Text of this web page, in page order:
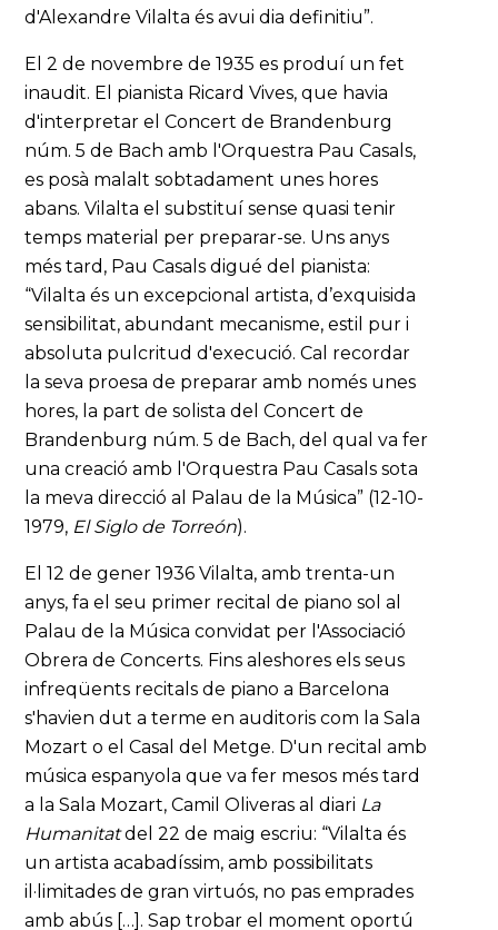
d'Alexandre Vilalta és avui dia definitiu”.
El 2 de novembre de 1935 es produí un fet
inaudit. El pianista Ricard Vives, que havia
d'interpretar el Concert de Brandenburg
núm. 5 de Bach amb l'Orquestra Pau Casals,
es posà malalt sobtadament unes hores
abans. Vilalta el substituí sense quasi tenir
temps material per preparar-se. Uns anys
més tard, Pau Casals digué del pianista:
“Vilalta és un excepcional artista, d’exquisida
sensibilitat, abundant mecanisme, estil pur i
absoluta pulcritud d'execució. Cal recordar
la seva proesa de preparar amb només unes
hores, la part de solista del Concert de
Brandenburg núm. 5 de Bach, del qual va fer
una creació amb l'Orquestra Pau Casals sota
la meva direcció al Palau de la Música” (12-10-
1979, El Siglo de Torreón).
El 12 de gener 1936 Vilalta, amb trenta-un
anys, fa el seu primer recital de piano sol al
Palau de la Música convidat per l'Associació
Obrera de Concerts. Fins aleshores els seus
infreqüents recitals de piano a Barcelona
s'havien dut a terme en auditoris com la Sala
Mozart o el Casal del Metge. D'un recital amb
música espanyola que va fer mesos més tard
a la Sala Mozart, Camil Oliveras al diari La
Humanitatdel 22 de maig escriu: “Vilalta és
un artista acabadíssim, amb possibilitats
il·limitades de gran virtuós, no pas emprades
amb abús […]. Sap trobar el moment oportú